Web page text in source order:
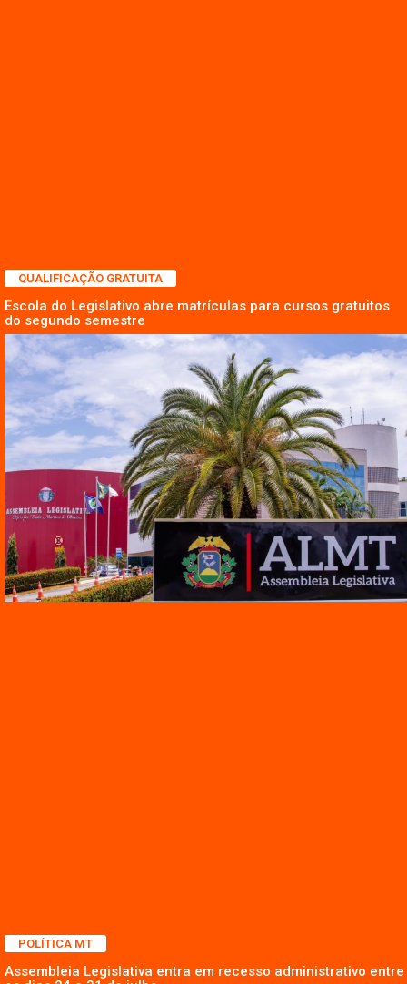
QUALIFICAÇÃO GRATUITA
Escola do Legislativo abre matrículas para cursos gratuitos
do segundo semestre
POLÍTICA MT
Assembleia Legislativa entra em recesso administrativo entre